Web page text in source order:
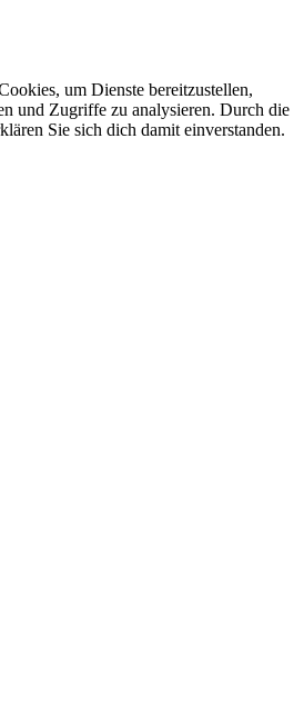
um Dienste bereitzustellen,
und Zugriffe zu analysieren. Durch die
Sie sich dich damit einverstanden.